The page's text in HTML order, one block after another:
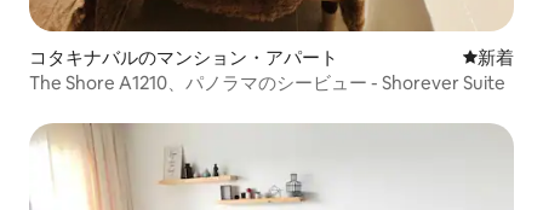
コタキナバルのマンション・アパート 新しい宿
新着
The Shore A1210、パノラマのシービュー - Shorever Suite